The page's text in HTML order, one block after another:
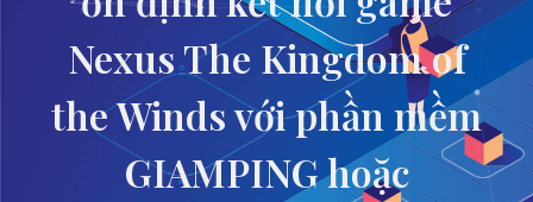
Nexus The Kingdom of
the Winds với phần mềm
GIAMPING hoặc